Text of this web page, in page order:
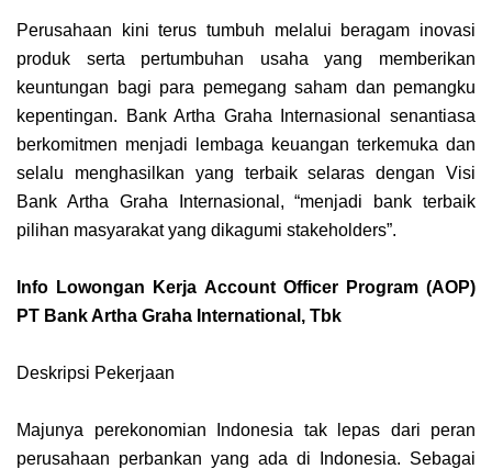
Perusahaan kini terus tumbuh melalui beragam inovasi
produk serta pertumbuhan usaha yang memberikan
keuntungan bagi para pemegang saham dan pemangku
kepentingan. Bank Artha Graha Internasional senantiasa
berkomitmen menjadi lembaga keuangan terkemuka dan
selalu menghasilkan yang terbaik selaras dengan Visi
Bank Artha Graha Internasional, “menjadi bank terbaik
pilihan masyarakat yang dikagumi stakeholders”.
Info Lowongan Kerja Account Officer Program (AOP)
PT Bank Artha Graha International, Tbk
Deskripsi Pekerjaan
Majunya perekonomian Indonesia tak lepas dari peran
perusahaan perbankan yang ada di Indonesia. Sebagai